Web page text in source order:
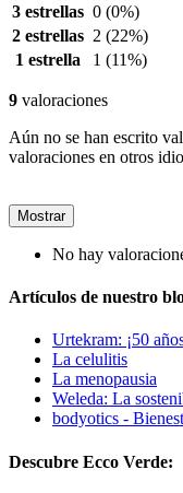
3 estrellas 0 (0%)
2 estrellas 2 (22%)
1 estrella
1 (11%)
9 valoraciones
Aún no se han escrito
valoraciones en otros
Mostrar
No hay
Artículos de nuestro
Urtekram: ¡50
La celulitis
La menopausia
Weleda: La
bodyotics -
Descubre Ecco Verde: